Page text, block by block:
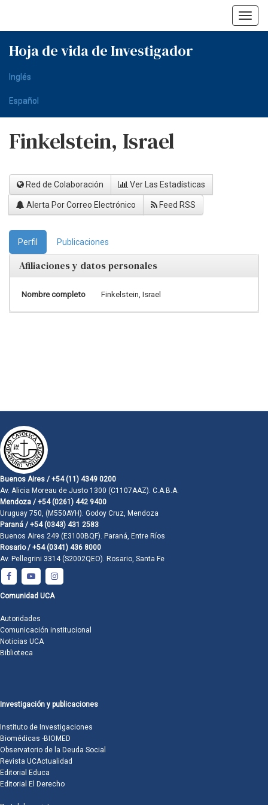
Hoja de vida de Investigador
Inglés
Español
Finkelstein, Israel
Red de Colaboración Ver Las Estadísticas
Alerta Por Correo Electrónico Feed RSS
Perfil Publicaciones
Afiliaciones y datos personales
Nombre completo Finkelstein, Israel
Buenos Aires / +54 (11) 4349 0200
Av. Alicia Moreau de Justo 1300 (C1107AAZ). C.A.B.A.
Mendoza / +54 (0261) 442 9400
Uruguay 750, (M550AYH). Godoy Cruz, Mendoza
Paraná / +54 (0343) 431 2583
Buenos Aires 249 (E3100BQF). Paraná, Entre Ríos
Rosario / +54 (0341) 436 8000
Av. Pellegrini 3314 (S2002QEO). Rosario, Santa Fe
Comunidad UCA
Autoridades
Comunicación institucional
Noticias UCA
Biblioteca
Investigación y publicaciones
Instituto de Investigaciones
Biomédicas -BIOMED
Observatorio de la Deuda Social
Revista UCActualidad
Editorial Educa
Editorial El Derecho